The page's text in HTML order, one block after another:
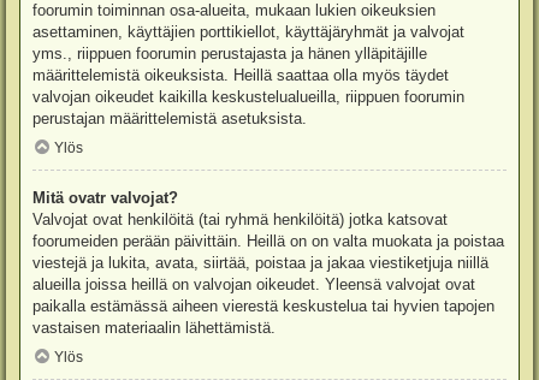
foorumin toiminnan osa-alueita, mukaan lukien oikeuksien
asettaminen, käyttäjien porttikiellot, käyttäjäryhmät ja valvojat
yms., riippuen foorumin perustajasta ja hänen ylläpitäjille
määrittelemistä oikeuksista. Heillä saattaa olla myös täydet
valvojan oikeudet kaikilla keskustelualueilla, riippuen foorumin
perustajan määrittelemistä asetuksista.
Ylös
Mitä ovatr valvojat?
Valvojat ovat henkilöitä (tai ryhmä henkilöitä) jotka katsovat
foorumeiden perään päivittäin. Heillä on on valta muokata ja poistaa
viestejä ja lukita, avata, siirtää, poistaa ja jakaa viestiketjuja niillä
alueilla joissa heillä on valvojan oikeudet. Yleensä valvojat ovat
paikalla estämässä aiheen vierestä keskustelua tai hyvien tapojen
vastaisen materiaalin lähettämistä.
Ylös